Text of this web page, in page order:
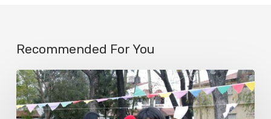
Recommended For You
Lanzan
una